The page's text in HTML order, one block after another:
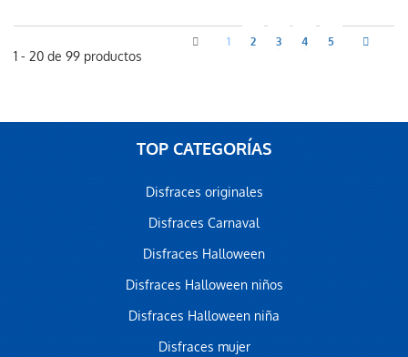
1 - 20 de 99 productos
1 2 3 4 5
TOP CATEGORÍAS
Disfraces originales
Disfraces Carnaval
Disfraces Halloween
Disfraces Halloween niños
Disfraces Halloween niña
Disfraces mujer